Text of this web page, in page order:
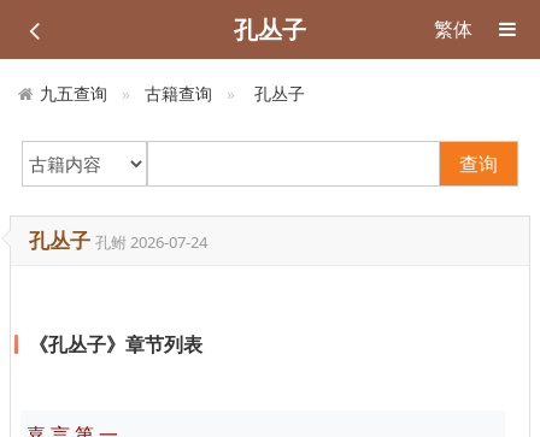
孔丛子 繁体
九五查询 古籍查询 孔丛子
查询
孔丛子 孔鲋2026-07-24
《孔丛子》章节列表